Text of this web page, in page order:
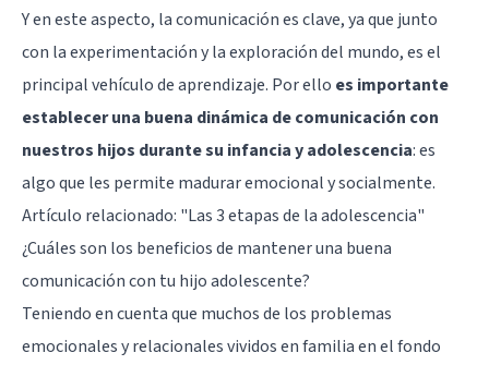
Y en este aspecto, la comunicación es clave, ya que junto
con la experimentación y la exploración del mundo, es el
principal vehículo de aprendizaje. Por ello es importante
establecer una buena dinámica de comunicación con
nuestros hijos durante su infancia y adolescencia: es
algo que les permite madurar emocional y socialmente.
Artículo relacionado: "Las 3 etapas de la adolescencia"
¿Cuáles son los beneficios de mantener una buena
comunicación con tu hijo adolescente?
Teniendo en cuenta que muchos de los problemas
emocionales y relacionales vividos en familia en el fondo